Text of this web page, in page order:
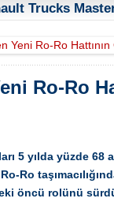
Trucks
Yeni Ro-Ro
Ro-Ro
5 yılda yüzde
Ro
öncü rolünü